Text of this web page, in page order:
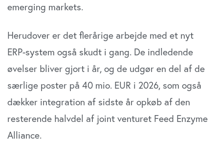
annoncer, til at vise dig funktioner til sociale medier og til
at analysere vores trafik. Vi deler også oplysninger om
din brug af vores website med vores partnere inden for
sociale medier, annonceringspartnere og
analysepartnere. Vores partnere kan kombinere disse
de har indsamlet fra din brug af deres tjenester. Du
samtykker til vores cookies, hvis du fortsætter med at
anvende vores hjemmeside.
emerging markets.
Herudover er det flerårige arbejde med et nyt
ERP-sys­tem også skudt i gang. De indledende
øvelser bliver gjort i år, og de udgør en del af de
særlige poster på 40 mio. EUR i 2026, som også
dækker integration af sidste år opkøb af den
resterende halvdel af joint venturet Feed Enzyme
Alliance.